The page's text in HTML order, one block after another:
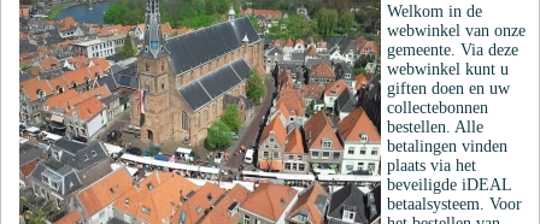
Welkom in de
webwinkel van onze
gemeente. Via deze
webwinkel kunt u
giften doen en uw
collectebonnen
bestellen. Alle
betalingen vinden
plaats via het
beveiligde iDEAL
betaalsysteem. Voor